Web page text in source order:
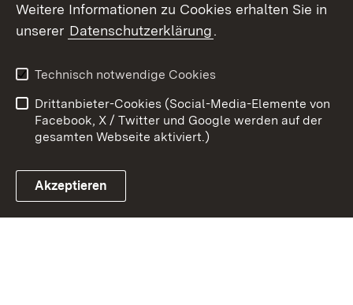
Link zum Landesportal
Kontakt
Datenschutz
Barrierefreiheit
Impressum Cookies
Weitere Informationen zu Cookies erhalten Sie in
unserer Datenschutzerklärung.
Technisch notwendige Cookies
Drittanbieter-Cookies (Social-Media-Elemente von
Facebook, X / Twitter und Google werden auf der
gesamten Webseite aktiviert.)
Akzeptieren